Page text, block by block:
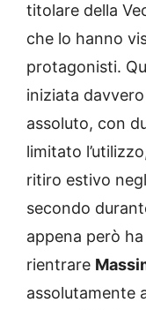
titolare della
che lo hanno
protagonisti.
iniziata
assoluto, con
limitato
ritiro estivo
secondo
appena però
rientrare
assolutamente